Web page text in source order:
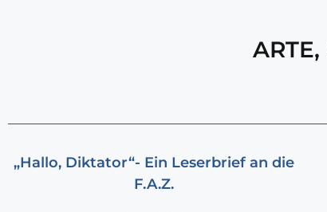
ARTE,
„Hallo, Diktator“- Ein Leserbrief an die
F.A.Z.